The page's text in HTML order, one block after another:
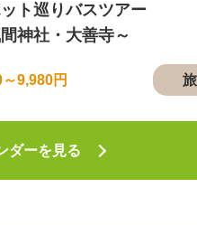
ト巡りバスツアー
神社・大善寺～
9,980円
ダーを見る